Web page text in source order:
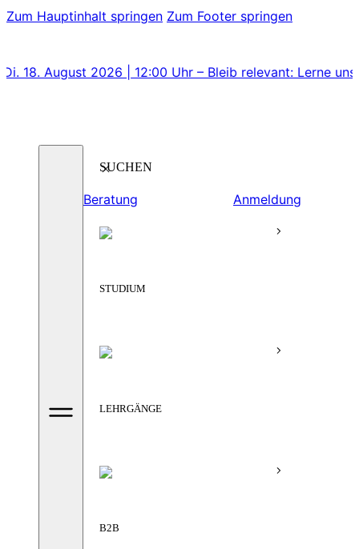
Zum Hauptinhalt springen Zum Footer springen
2026 | 12:00 Uhr – Bleib relevant: Lerne unsere
Suchen
Beratung
Anmeldung
STUDIUM
LEHRGÄNGE
B2B